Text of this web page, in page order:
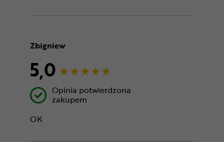
Zbigniew
5,0
Opinia potwierdzona
zakupem
OK